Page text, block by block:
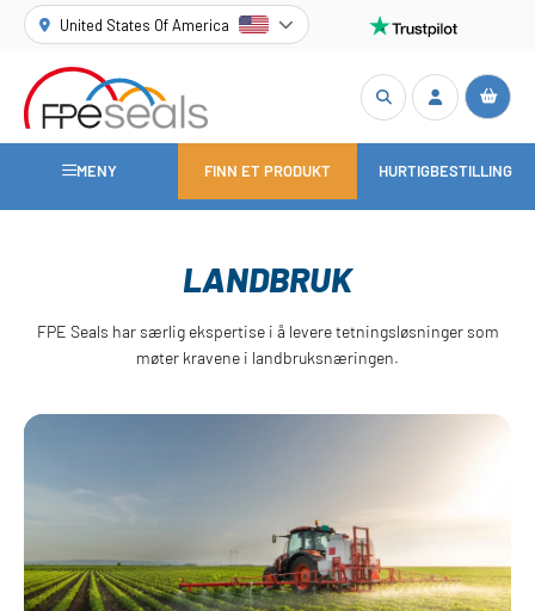
United States Of America
MENY FINN ET PRODUKT HURTIGBESTILLING
LANDBRUK
FPE Seals har særlig ekspertise i å levere tetningsløsninger som
møter kravene i landbruksnæringen.